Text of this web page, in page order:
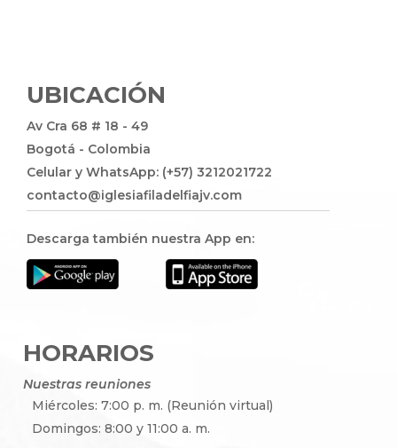
UBICACIÓN
Av Cra 68 # 18 - 49
Bogotá - Colombia
Celular y WhatsApp: (+57) 3212021722
contacto@iglesiafiladelfiajv.com
Descarga también nuestra App en:
HORARIOS
Nuestras reuniones
Miércoles: 7:00 p. m. (Reunión virtual)
Domingos: 8:00 y 11:00 a. m.